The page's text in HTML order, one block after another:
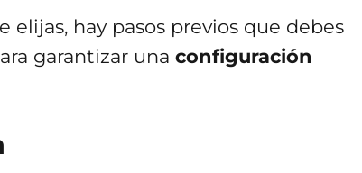
hay pasos previos que debes
garantizar una configuración